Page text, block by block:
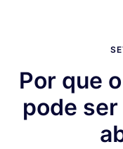
Por que
pode ser